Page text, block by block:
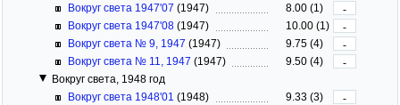
Вокруг света 1947'07 (1947) 8.00 (1)
-
Вокруг света 1947'08 (1947) 10.00 (1)
-
Вокруг света № 9, 1947 (1947) 9.75 (4)
-
Вокруг света № 11, 1947 (1947) 9.50 (4)
-
Вокруг света, 1948 год
Вокруг света 1948'01 (1948) 9.33 (3)
-